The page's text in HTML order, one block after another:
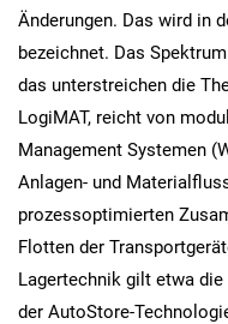
Änderungen. Das wird in
bezeichnet. Das
das unterstreichen die
LogiMAT, reicht von
Management Systemen
Anlagen- und
prozessoptimierten
Flotten der
Lagertechnik gilt etwa
der AutoStore-